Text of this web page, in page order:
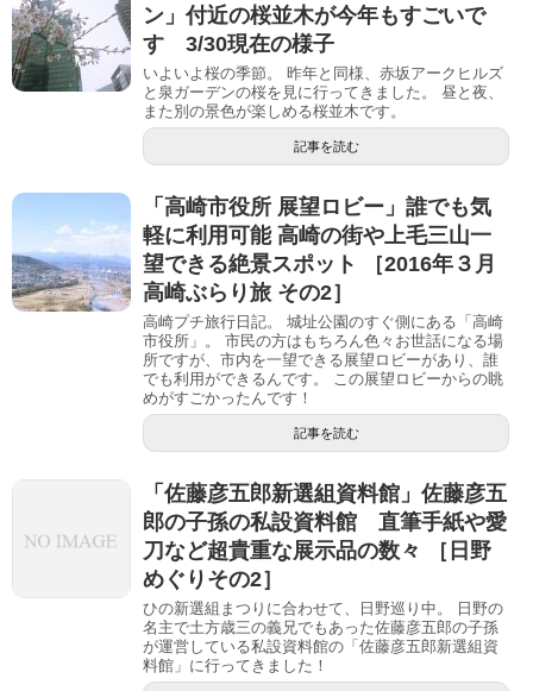
ン」付近の桜並木が今年もすごいで
す 3/30現在の様子
いよいよ桜の季節。 昨年と同様、赤坂アークヒルズ
と泉ガーデンの桜を見に行ってきました。 昼と夜、
また別の景色が楽しめる桜並木です。
記事を読む
「高崎市役所 展望ロビー」誰でも気
軽に利用可能 高崎の街や上毛三山一
望できる絶景スポット ［2016年３月
高崎ぶらり旅 その2］
高崎プチ旅行日記。 城址公園のすぐ側にある「高崎
市役所」。 市民の方はもちろん色々お世話になる場
所ですが、市内を一望できる展望ロビーがあり、誰
でも利用ができるんです。 この展望ロビーからの眺
めがすごかったんです！
記事を読む
「佐藤彦五郎新選組資料館」佐藤彦五
郎の子孫の私設資料館 直筆手紙や愛
刀など超貴重な展示品の数々 ［日野
めぐりその2］
ひの新選組まつりに合わせて、日野巡り中。 日野の
名主で土方歳三の義兄でもあった佐藤彦五郎の子孫
が運営している私設資料館の「佐藤彦五郎新選組資
料館」に行ってきました！